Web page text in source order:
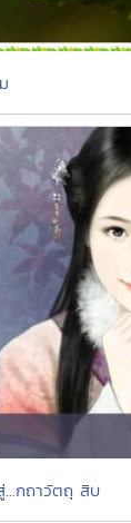
...กถาวัตถุ สิบ